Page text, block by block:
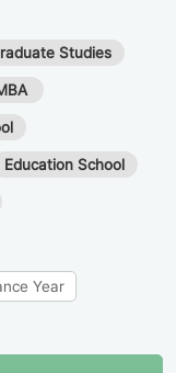
Studies
Education School
Year